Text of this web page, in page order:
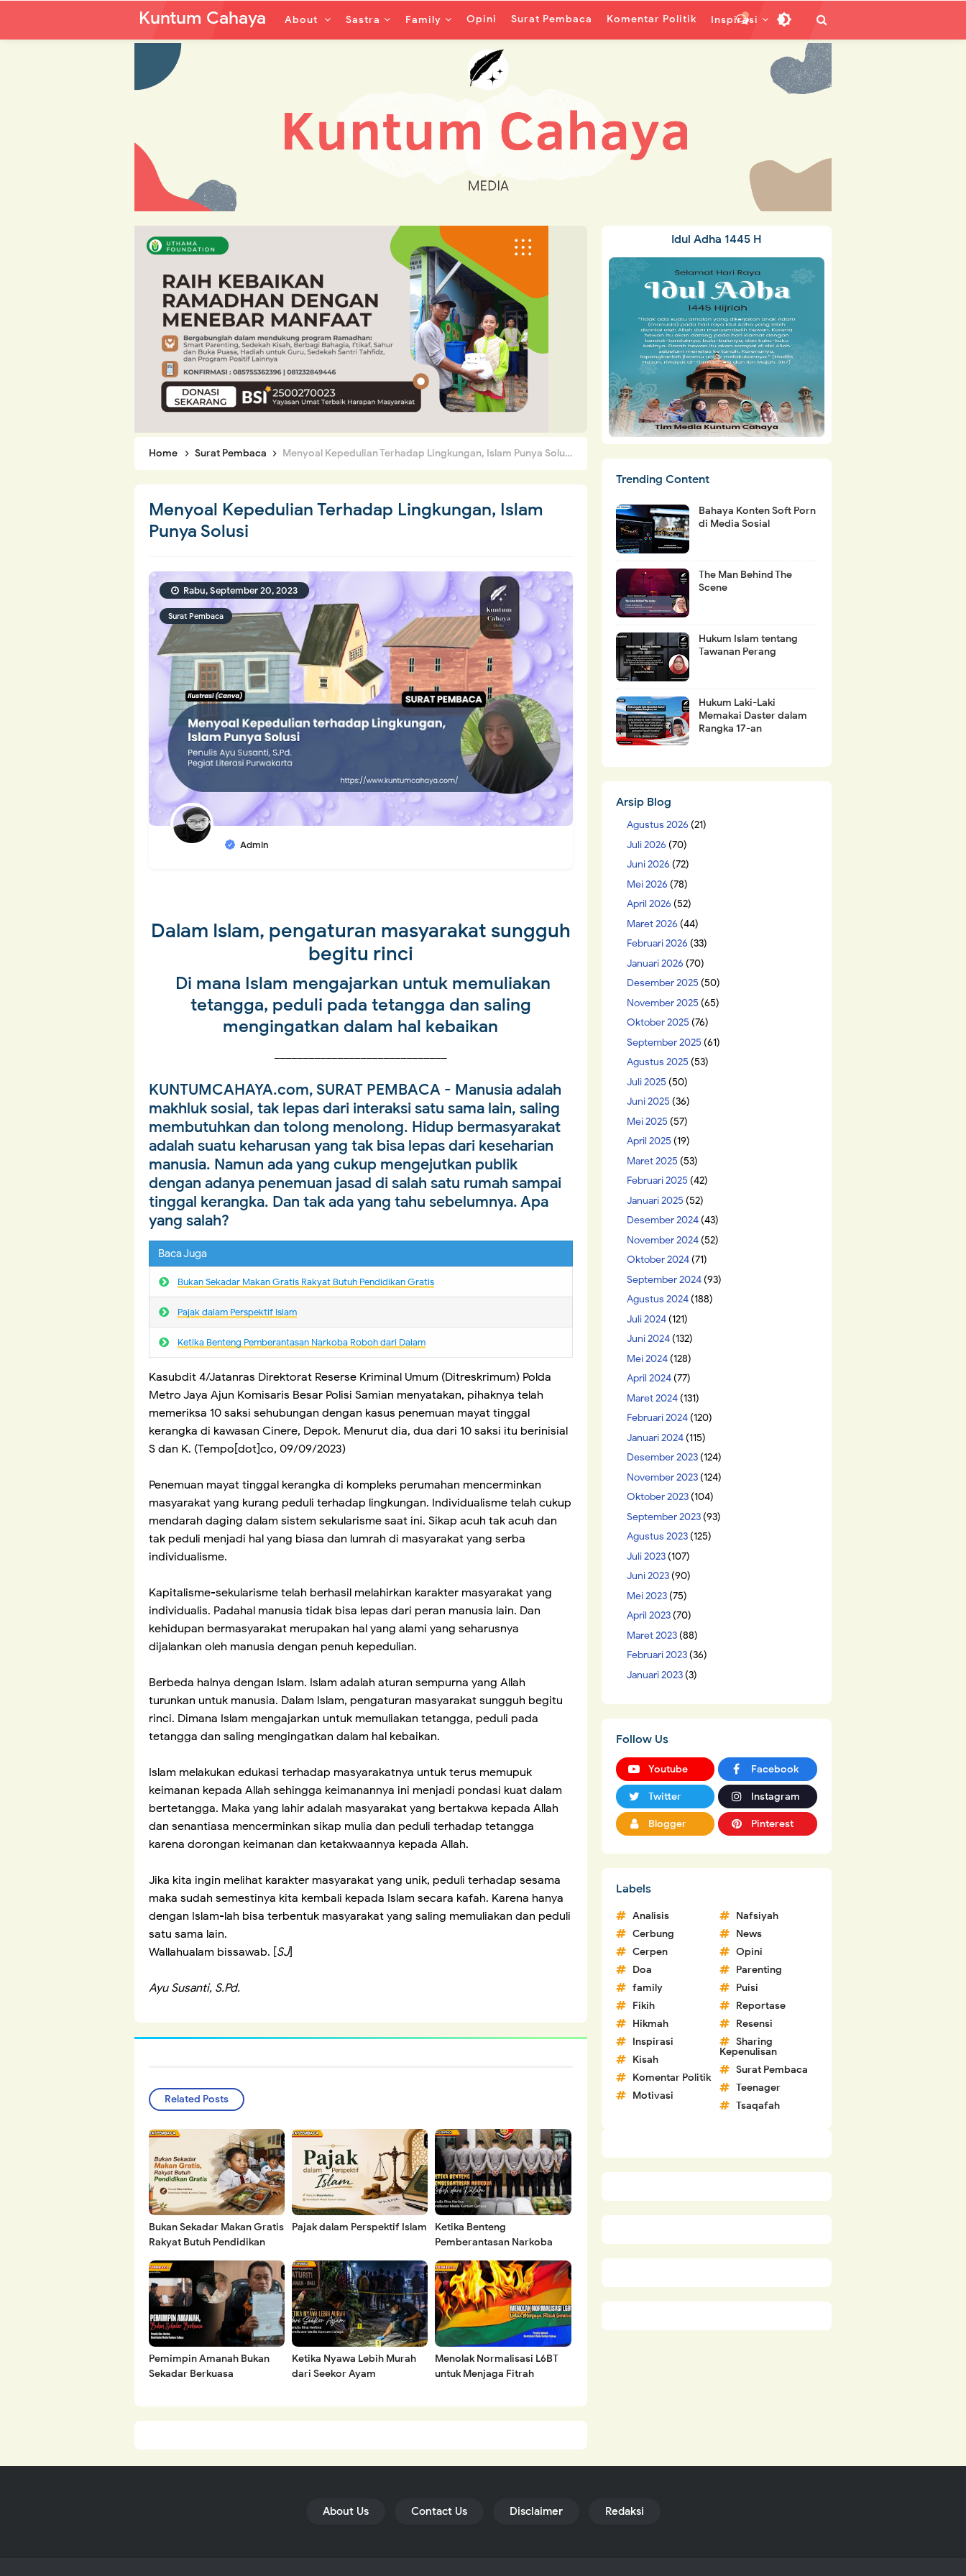
Kuntum Cahaya About Sastra Family Opini Surat Pembaca Komentar Politik Inspirasi
Home Surat Pembaca Menyoal Kepedulian Terhadap Lingkungan, Islam Punya Solusi
Menyoal Kepedulian Terhadap Lingkungan, Islam
Punya Solusi
Surat Pembaca
Admin
Rabu, September 20, 2023
Dalam Islam, pengaturan masyarakat sungguh
begitu rinci
Di mana Islam mengajarkan untuk memuliakan
tetangga, peduli pada tetangga dan saling
mengingatkan dalam hal kebaikan
KUNTUMCAHAYA.com, SURAT PEMBACA - Manusia adalah
makhluk sosial, tak lepas dari interaksi satu sama lain, saling
membutuhkan dan tolong menolong. Hidup bermasyarakat
adalah suatu keharusan yang tak bisa lepas dari keseharian
manusia. Namun ada yang cukup mengejutkan publik
dengan adanya penemuan jasad di salah satu rumah sampai
tinggal kerangka. Dan tak ada yang tahu sebelumnya. Apa
yang salah?
Baca Juga
Bukan Sekadar Makan Gratis Rakyat Butuh Pendidikan Gratis
Pajak dalam Perspektif Islam
Ketika Benteng Pemberantasan Narkoba Roboh dari Dalam
Kasubdit 4/Jatanras Direktorat Reserse Kriminal Umum (Ditreskrimum) Polda
Metro Jaya Ajun Komisaris Besar Polisi Samian menyatakan, pihaknya telah
memeriksa 10 saksi sehubungan dengan kasus penemuan mayat tinggal
kerangka di kawasan Cinere, Depok. Menurut dia, dua dari 10 saksi itu berinisial
S dan K. (Tempo[dot]co, 09/09/2023)
Penemuan mayat tinggal kerangka di kompleks perumahan mencerminkan
masyarakat yang kurang peduli terhadap lingkungan. Individualisme telah cukup
mendarah daging dalam sistem sekularisme saat ini. Sikap acuh tak acuh dan
tak peduli menjadi hal yang biasa dan lumrah di masyarakat yang serba
individualisme.
Kapitalisme-sekularisme telah berhasil melahirkan karakter masyarakat yang
individualis. Padahal manusia tidak bisa lepas dari peran manusia lain. Dan
kehidupan bermasyarakat merupakan hal yang alami yang seharusnya
dijalankan oleh manusia dengan penuh kepedulian.
Berbeda halnya dengan Islam. Islam adalah aturan sempurna yang Allah
turunkan untuk manusia. Dalam Islam, pengaturan masyarakat sungguh begitu
rinci. Dimana Islam mengajarkan untuk memuliakan tetangga, peduli pada
tetangga dan saling mengingatkan dalam hal kebaikan.
Islam melakukan edukasi terhadap masyarakatnya untuk terus memupuk
keimanan kepada Allah sehingga keimanannya ini menjadi pondasi kuat dalam
bertetangga. Maka yang lahir adalah masyarakat yang bertakwa kepada Allah
dan senantiasa mencerminkan sikap mulia dan peduli terhadap tetangga
karena dorongan keimanan dan ketakwaannya kepada Allah.
Jika kita ingin melihat karakter masyarakat yang unik, peduli terhadap sesama
maka sudah semestinya kita kembali kepada Islam secara kafah. Karena hanya
dengan Islam-lah bisa terbentuk masyarakat yang saling memuliakan dan peduli
satu sama lain.
Wallahualam bissawab. [SJ]
Ayu Susanti, S.Pd.
Related Posts
Bukan Sekadar Makan Gratis
Rakyat Butuh Pendidikan
Pajak dalam Perspektif Islam
Ketika Benteng
Pemberantasan Narkoba
Pemimpin Amanah Bukan
Sekadar Berkuasa
Ketika Nyawa Lebih Murah
dari Seekor Ayam
Menolak Normalisasi L6BT
untuk Menjaga Fitrah
Idul Adha 1445 H
Trending Content
Bahaya Konten Soft Porn
di Media Sosial
The Man Behind The
Scene
Hukum Islam tentang
Tawanan Perang
Hukum Laki-Laki
Memakai Daster dalam
Rangka 17-an
Arsip Blog
Agustus 2026 (21)
Juli 2026 (70)
Juni 2026 (72)
Mei 2026 (78)
April 2026 (52)
Maret 2026 (44)
Februari 2026 (33)
Januari 2026 (70)
Desember 2025 (50)
November 2025 (65)
Oktober 2025 (76)
September 2025 (61)
Agustus 2025 (53)
Juli 2025 (50)
Juni 2025 (36)
Mei 2025 (57)
April 2025 (19)
Maret 2025 (53)
Februari 2025 (42)
Januari 2025 (52)
Desember 2024(43)
November 2024(52)
Oktober 2024(71)
September 2024(93)
Agustus 2024(188)
Juli 2024(121)
Juni 2024(132)
Mei 2024(128)
April 2024(77)
Maret 2024(131)
Februari 2024(120)
Januari 2024(115)
Desember 2023(124)
November 2023(124)
Oktober 2023(104)
September 2023(93)
Agustus 2023(125)
Juli 2023(107)
Juni 2023(90)
Mei 2023(75)
April 2023(70)
Maret 2023(88)
Februari 2023(36)
Januari 2023(3)
Follow Us
Youtube Facebook
Twitter Instagram
Blogger Pinterest
Labels
Analisis
Cerbung
Cerpen
Doa
family
Fikih
Hikmah
Inspirasi
Kisah
Komentar Politik
Motivasi
Nafsiyah
News
Opini
Parenting
Puisi
Reportase
Resensi
Sharing
Kepenulisan
Surat Pembaca
Teenager
Tsaqafah
About Us Contact Us Disclaimer Redaksi